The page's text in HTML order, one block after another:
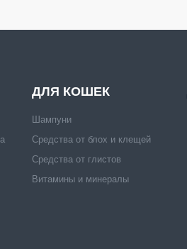
ДЛЯ КОШЕК
Шампуни
Средства от блох и клещей
Средства от глистов
Витамины и минералы